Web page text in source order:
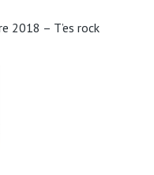
2018 – T’es rock